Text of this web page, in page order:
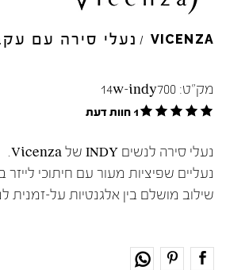
VICENZA
/ נעלי סירה עם
מק"ט: 14w-indy700
1 חוות דעת
נעלי סירה לנשים INDY של Vicenza.
נעליים שפיציות מעור עם חיתוכי לייזר
שילוב מושלם בין אלגנטיות על-זמנית